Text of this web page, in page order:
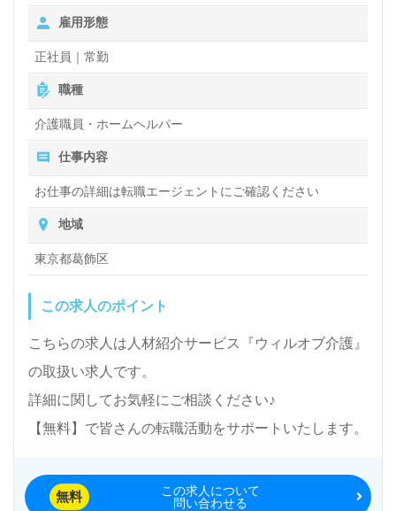
当:10,000 夜勤手当：4,000円／回 ＜その他手当＞ 家族手
当 交通費支給：上限50,000円 ※試用期間 3ヶ月 正社員時
と給与形態は変わりません。 昇給あり
雇用形態
正社員｜常勤
職種
介護職員・ホームヘルパー
仕事内容
お仕事の詳細は転職エージェントにご確認ください
地域
東京都葛飾区
この求人のポイント
こちらの求人は人材紹介サービス『ウィルオブ介護』
の取扱い求人です。
詳細に関してお気軽にご相談ください♪
【無料】で皆さんの転職活動をサポートいたします。
無料
この求人について
問い合わせる